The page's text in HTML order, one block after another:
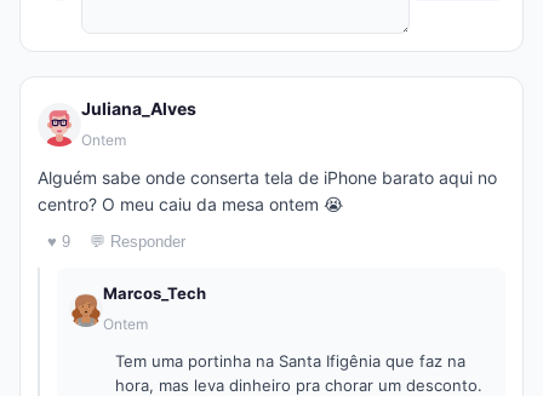
Juliana_Alves
Ontem
Alguém sabe onde conserta tela de iPhone barato aqui no
centro? O meu caiu da mesa ontem 😭
♥ 9 💬 Responder
Marcos_Tech
Ontem
Tem uma portinha na Santa Ifigênia que faz na
hora, mas leva dinheiro pra chorar um desconto.